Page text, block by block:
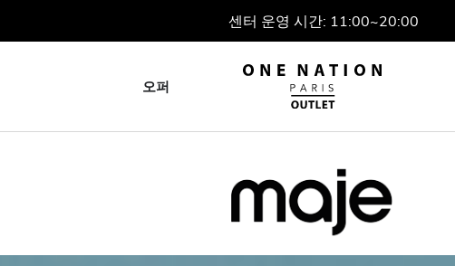
센터 운영 시간: 11:00~20:00
오퍼